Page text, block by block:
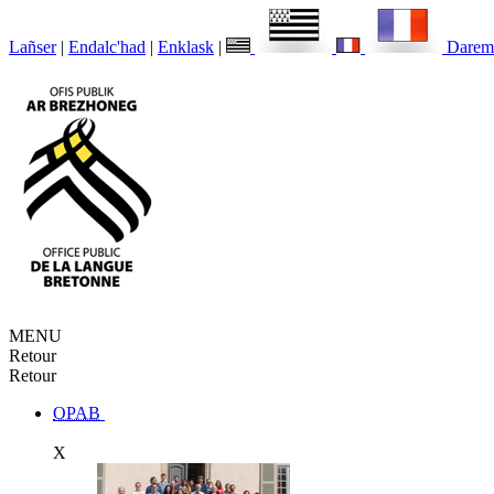
Lañser | Endalc'had | Enklask |
MENU
Retour
Retour
OPAB
X